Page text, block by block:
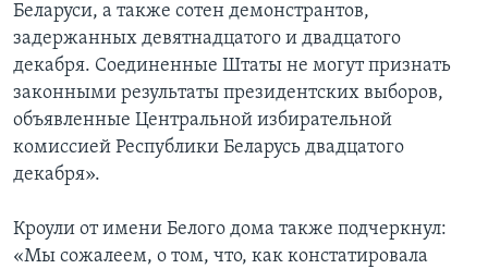
Беларуси, а также сотен демонстрантов,
задержанных девятнадцатого и двадцатого
декабря. Соединенные Штаты не могут признать
законными результаты президентских выборов,
объявленные Центральной избирательной
комиссией Республики Беларусь двадцатого
декабря».
Кроули от имени Белого дома также подчеркнул:
«Мы сожалеем, о том, что, как констатировала